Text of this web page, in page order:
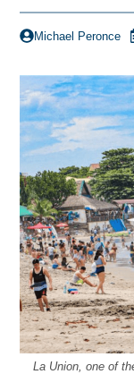
Michael Peronce
La Union, one of